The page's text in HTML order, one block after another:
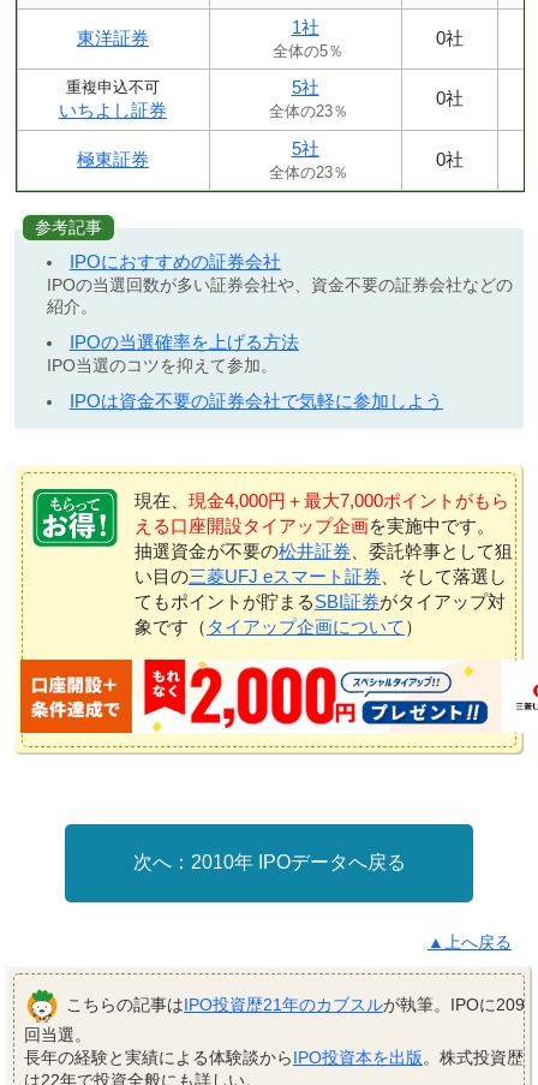
東洋証券
1社
全体の5％
0社
重複申込不可
いちよし証券
5社
全体の23％
0社
極東証券
5社
全体の23％
0社
参考記事
IPOにおすすめの証券会社
IPOの当選回数が多い証券会社や、資金不要の証券会社などの
紹介。
IPOの当選確率を上げる方法
IPO当選のコツを抑えて参加。
IPOは資金不要の証券会社で気軽に参加しよう
現在、 現金4,000円＋最大7,000ポイントがもら
える口座開設タイアップ企画を実施中です。
抽選資金が不要の松井証券 、委託幹事として狙
い目の三菱UFJ eスマート証券 、そして落選し
てもポイントが貯まるSBI証券がタイアップ対
象です（ タイアップ企画について ）
2010年 IPOデータへ戻る
▲上へ戻る
こちらの記事はIPO投資歴21年のカブスルが執筆。IPOに209
回当選。
長年の経験と実績による体験談からIPO投資本を出版。株式投資歴
は22年で投資全般にも詳しい。